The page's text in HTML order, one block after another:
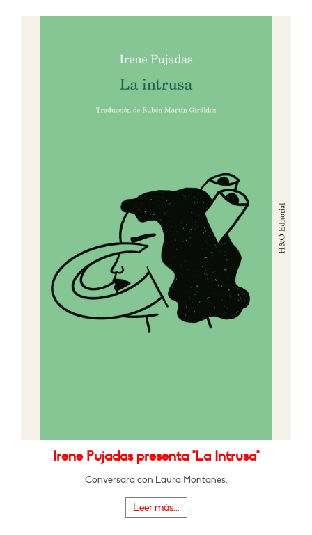
Irene Pujadas presenta "La Intrusa"
Conversará con Laura Montañés.
Leer más...